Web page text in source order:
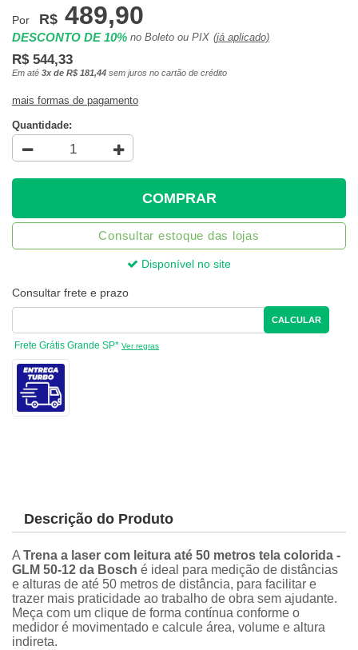
Por R$ 489,90
DESCONTO DE 10% no Boleto ou PIX (já aplicado)
R$ 544,33
Em até 3x de R$ 181,44 sem juros no cartão de crédito
mais formas de pagamento
Quantidade:
COMPRAR
Consultar estoque das lojas
Disponível no site
Consultar frete e prazo
CALCULAR
Frete Grátis Grande SP* Ver regras
Descrição do Produto
A Trena a laser com leitura até 50 metros tela colorida -
GLM 50-12 da Bosch é ideal para medição de distâncias
e alturas de até 50 metros de distância, para facilitar e
trazer mais praticidade ao trabalho de obra sem ajudante.
Meça com um clique de forma contínua conforme o
medidor é movimentado e calcule área, volume e altura
indireta.